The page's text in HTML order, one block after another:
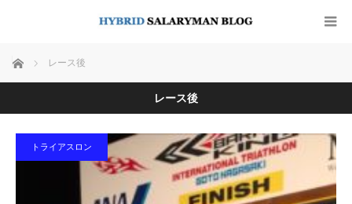
ホーム レース後
レース後
トライアスロン